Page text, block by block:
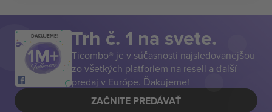
ĎAKUJEME! Trh č. 1 na svete.
Ticombo® je v súčasnosti najsledovanejšou
zo všetkých platforiem na resell a ďalší
predaj v Európe. Ďakujeme!
ZAČNITE PREDÁVAŤ